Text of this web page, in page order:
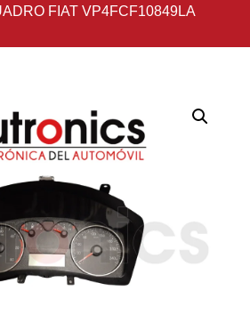
FIAT VP4FCF10849LA